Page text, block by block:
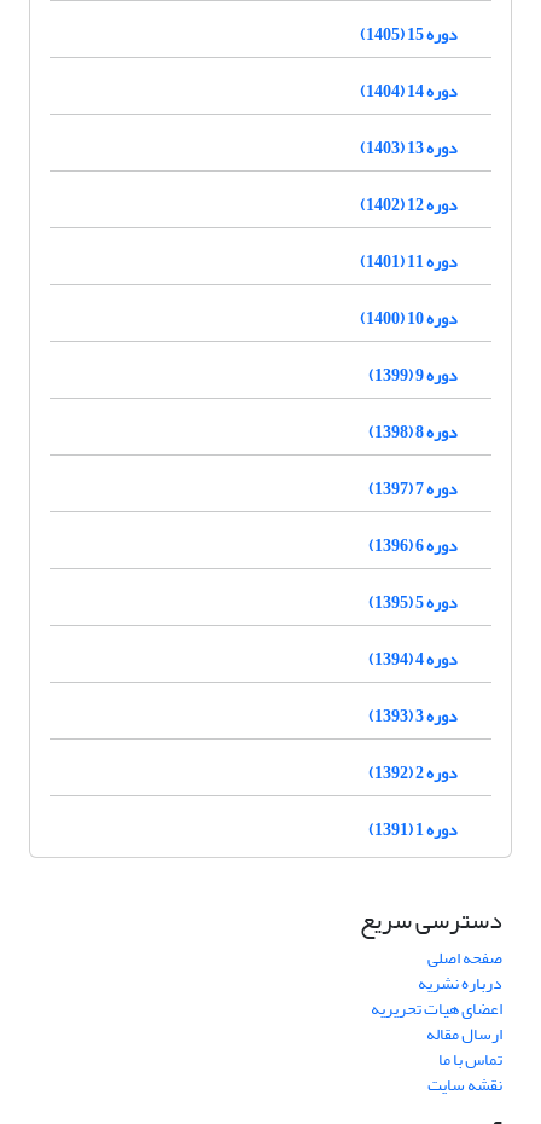
دوره 15 (1405)
دوره 14 (1404)
دوره 13 (1403)
دوره 12 (1402)
دوره 11 (1401)
دوره 10 (1400)
دوره 9 (1399)
دوره 8 (1398)
دوره 7 (1397)
دوره 6 (1396)
دوره 5 (1395)
دوره 4 (1394)
دوره 3 (1393)
دوره 2 (1392)
دوره 1 (1391)
دسترسی سریع
صفحه اصلی
درباره نشریه
اعضای هیات تحریریه
ارسال مقاله
تماس با ما
نقشه سایت